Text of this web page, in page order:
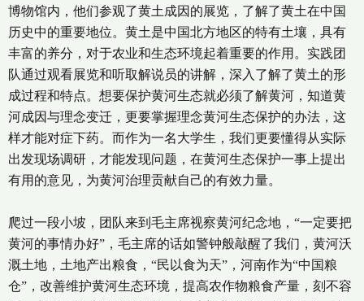
博物馆内，他们参观了黄土成因的展览，了解了黄土在中国
历史中的重要地位。黄土是中国北方地区的特有土壤，具有
丰富的养分，对于农业和生态环境起着重要的作用。实践团
队通过观看展览和听取解说员的讲解，深入了解了黄土的形
成过程和特点。想要保护黄河生态就必须了解黄河，知道黄
河成因与理念变迁，更要掌握理念黄河生态保护的办法，这
样才能对症下药。而作为一名大学生，我们更要懂得从实际
出发现场调研，才能发现问题，在黄河生态保护一事上提出
有用的意见，为黄河治理贡献自己的有效力量。
爬过一段小坡，团队来到毛主席视察黄河纪念地，“一定要把
黄河的事情办好”，毛主席的话如警钟般敲醒了我们，黄河沃
溉土地，土地产出粮食，“民以食为天”，河南作为“中国粮
仓”，改善维护黄河生态环境，提高农作物粮食产量，刻不容